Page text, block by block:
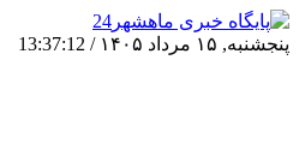
پنجشنبه, ۱۵ مرداد ۱۴۰۵ / 13:37:13